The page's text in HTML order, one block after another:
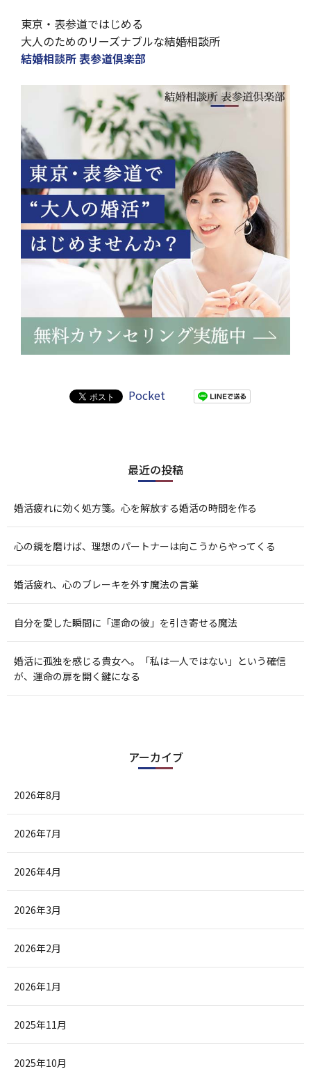
東京・表参道ではじめる
大人のためのリーズナブルな結婚相談所
結婚相談所 表参道倶楽部
Pocket
最近の投稿
婚活疲れに効く処方箋。心を解放する婚活の時間を作る
心の鏡を磨けば、理想のパートナーは向こうからやってくる
婚活疲れ、心のブレーキを外す魔法の言葉
自分を愛した瞬間に「運命の彼」を引き寄せる魔法
婚活に孤独を感じる貴女へ。「私は一人ではない」という確信
が、運命の扉を開く鍵になる
アーカイブ
2026年8月
2026年7月
2026年4月
2026年3月
2026年2月
2026年1月
2025年11月
2025年10月